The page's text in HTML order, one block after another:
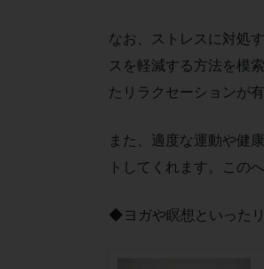
なお、ストレスに対処
スを軽減する方法を模
たリラクセーションが有
また、適度な運動や健
トしてくれます。この
◆ヨガや瞑想といった